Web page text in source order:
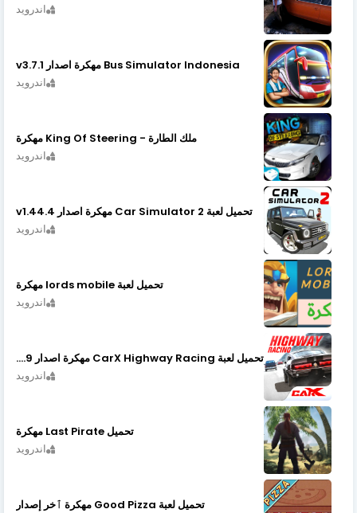
اندرويد
Bus Simulator Indonesia مهكرة اصدار v3.7.1
اندرويد
ملك الطارة - King Of Steering مهكرة
اندرويد
تحميل لعبة Car Simulator 2 مهكرة اصدار v1.44.4
اندرويد
تحميل لعبة lords mobile مهكرة
اندرويد
تحميل لعبة CarX Highway Racing مهكرة اصدار v1.74.9
اندرويد
تحميل Last Pirate مهكرة
اندرويد
تحميل لعبة Good Pizza مهكرة ٱخر إصدار